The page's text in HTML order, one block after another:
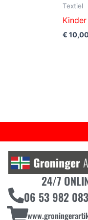
Textiel
€
24/7
06 53 982 083